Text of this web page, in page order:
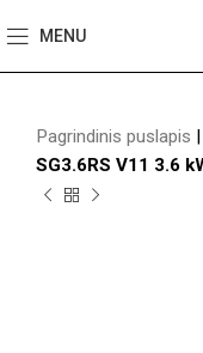
MENU
Pagrindinis puslapis |
SG3.6RS V11 3.6